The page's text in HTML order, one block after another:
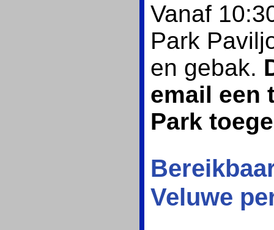
Vanaf
Park
en gebak.
email een
Park
Veluwe